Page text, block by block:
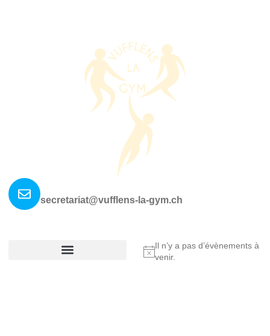
secretariat@vufflens-la-gym.ch
Notice
Il n’y a pas d’évènements à
venir.